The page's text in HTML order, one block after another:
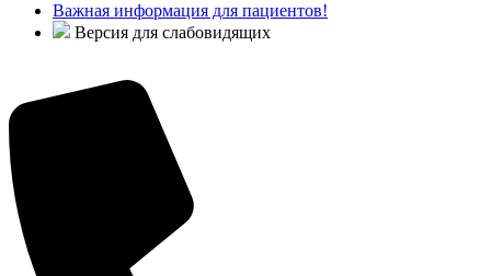
Важная информация для пациентов!
Версия для слабовидящих